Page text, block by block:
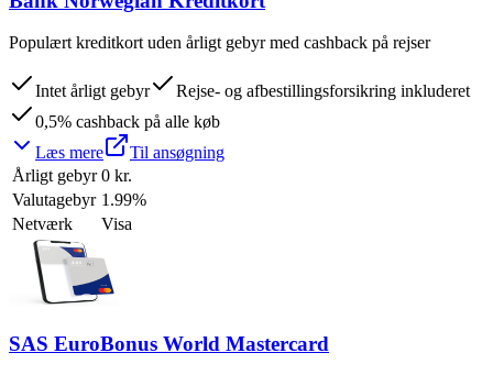
Populært kreditkort uden årligt gebyr med cashback på rejser
Intet årligt gebyr
Rejse- og afbestillingsforsikring inkluderet
0,5% cashback på alle køb
Læs mere
Til ansøgning
Årligt gebyr 0 kr.
Valutagebyr 1.99%
Netværk
Visa
SAS EuroBonus World Mastercard